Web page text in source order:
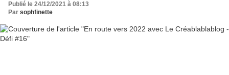
Publié le 24/12/2021 à 08:13
Par sophfinette